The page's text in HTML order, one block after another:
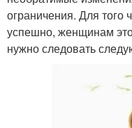
ограничения. Для того
успешно, женщинам
нужно следовать